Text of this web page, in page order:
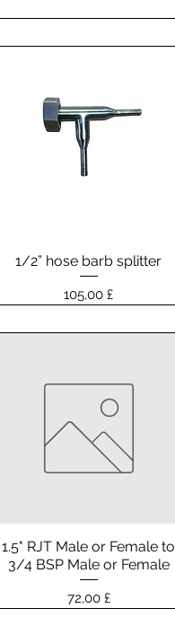
Vista rapida
1/2” hose barb splitter
Prezzo
105,00 £
Vista rapida
1.5" RJT Male or Female to
3/4 BSP Male or Female
Prezzo
72,00 £